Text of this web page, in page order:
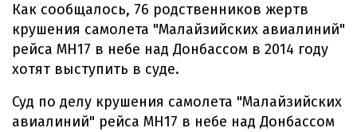
Как сообщалось, 76 родственников жертв
крушения самолета "Малайзийских авиалиний"
рейса МН17 в небе над Донбассом в 2014 году
хотят выступить в суде.
Суд по делу крушения самолета "Малайзийских
авиалиний" рейса МН17 в небе над Донбассом